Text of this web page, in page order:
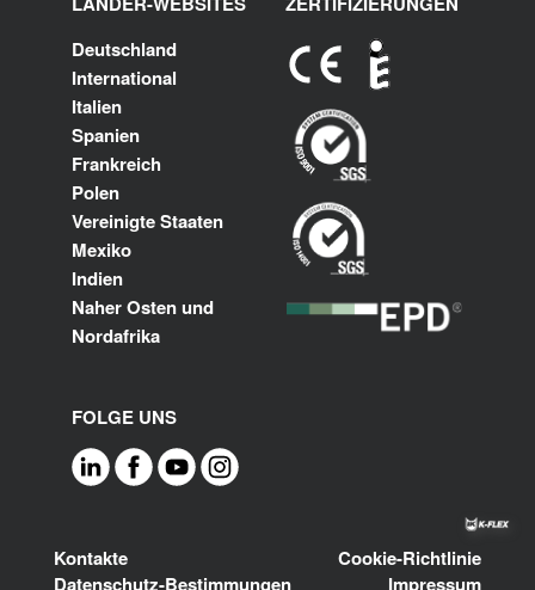
Deutschland
International
Italien
Spanien
Frankreich
Polen
Vereinigte Staaten
Mexiko
Indien
Naher Osten und
Nordafrika
FOLGE UNS
Footer
Kontakte
Cookie-Richtlinie
Datenschutz-Bestimmungen
Impressum